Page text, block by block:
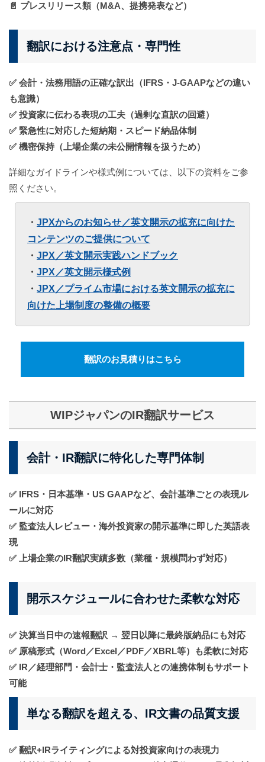
📄 プレスリリース類（M&A、提携発表など）
翻訳における注意点・専門性
✅ 会計・法務用語の正確な訳出（IFRS・J-GAAPなどの違い
も意識）
✅ 投資家に伝わる表現の工夫（過剰な直訳の回避）
✅ 緊急性に対応した短納期・スピード納品体制
✅ 機密保持（上場企業の未公開情報を扱うため）
詳細なガイドラインや様式例については、以下の資料をご参
照ください。
・ JPXからのお知らせ／英文開示の拡充に向けた
コンテンツのご提供について
・ JPX／英文開示実践ハンドブック
・ JPX／英文開示様式例
・ JPX／プライム市場における英文開示の拡充に
向けた上場制度の整備の概要
翻訳のお見積りはこちら
WIPジャパンのIR翻訳サービス
会計・IR翻訳に特化した専門体制
✅ IFRS・日本基準・US GAAPなど、会計基準ごとの表現ル
ールに対応
✅ 監査法人レビュー・海外投資家の開示基準に即した英語表
現
✅ 上場企業のIR翻訳実績多数（業種・規模問わず対応）
開示スケジュールに合わせた柔軟な対応
✅ 決算当日中の速報翻訳 → 翌日以降に最終版納品にも対応
✅ 原稿形式（Word／Excel／PDF／XBRL等）も柔軟に対応
✅ IR／経理部門・会計士・監査法人との連携体制もサポート
可能
単なる翻訳を超える、IR文書の品質支援
✅ 翻訳+IRライティングによる対投資家向けの表現力